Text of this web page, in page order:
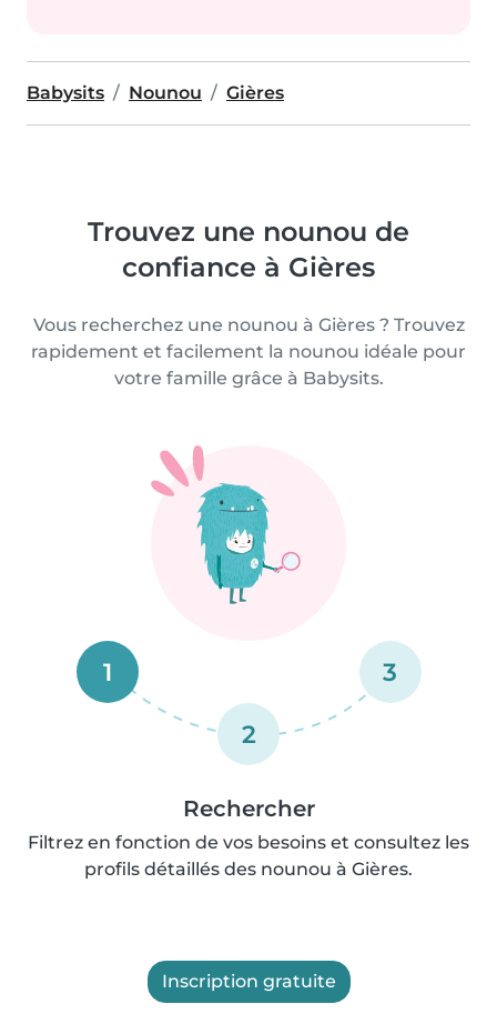
Babysits Nounou Gières
Trouvez une nounou de
confiance à Gières
Vous recherchez une nounou à Gières ? Trouvez
rapidement et facilement la nounou idéale pour
votre famille grâce à Babysits.
1
2
3
Rechercher
Filtrez en fonction de vos besoins et consultez les
profils détaillés des nounou à Gières.
Inscription gratuite